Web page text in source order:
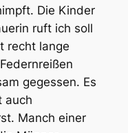
Die Kinder
ruft ich soll
recht lange
gegessen. Es
auch
Manch einer